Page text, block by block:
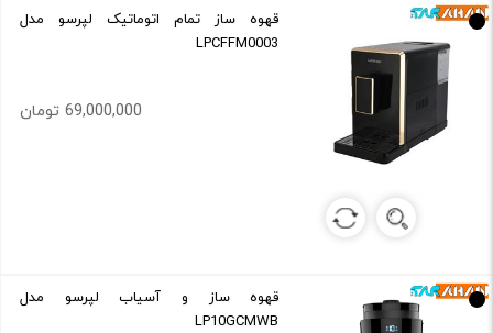
قهوه ساز تمام اتوماتیک لپرسو مدل
LPCFFM0003
69,000,000 تومان
قهوه ساز و آسیاب لپرسو مدل
LP10GCMWB